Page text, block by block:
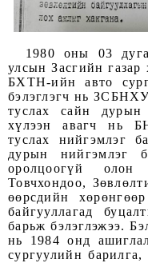
1980 оны 03
улсын Засгийн
БХТН-ийн авто
бэлэглэгч нь
туслах сайн
хүлээн авагч нь
туслах
дурын нийгэмлэг
оролцоогүй
Товчхондоо,
өөрсдийн
байгууллагад
барьж бэлэглэжээ.
нь 1984 онд
сургуулийн